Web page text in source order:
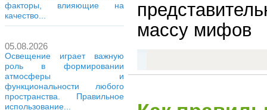
факторы, влияющие на
качество...
05.08.2026
Освещение играет важную
роль в формировании
атмосферы и
функциональности любого
пространства. Правильное
использование...
массу мифов